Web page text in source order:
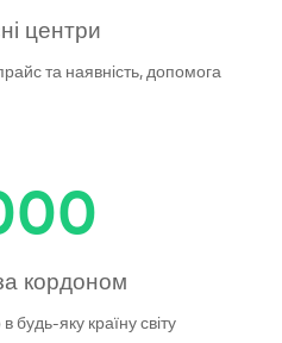
центри
та наявність, допомога
кордоном
яку країну світу